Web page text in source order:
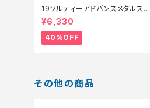
19ソルティーアドバンスメタルスッ
テ B66MLS【特価竿】【40】
¥6,330
40%OFF
その他の商品